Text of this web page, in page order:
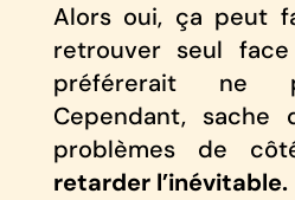
Alors oui, ça peut
retrouver seul
préférerait ne
Cependant,
problèmes de
retarder l’inévitable.